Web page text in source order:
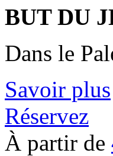
BUT DU
Dans le
Savoir plus
Réservez
À partir de